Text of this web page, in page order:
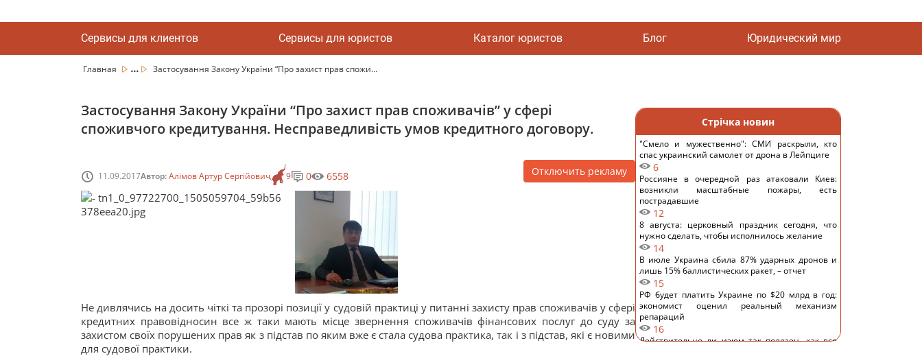
Сервисы для клиентов Сервисы для юристов Каталог юристов Блог Юридический мир
Главная ... Застосування Закону України “Про захист прав спожи...
Застосування Закону України “Про захист прав споживачів” у сфері
споживчого кредитування. Несправедливість умов кредитного договору.
11.09.2017Автор:Алімов Артур Сергійович 9 0 6558 Отключить рекламу
Не дивлячись на досить чіткі та прозорі позиції у судовій практиці у питанні захисту прав споживачів у сфері
кредитних правовідносин все ж таки мають місце звернення споживачів фінансових послуг до суду за
захистом своїх порушених прав як з підстав по яким вже є стала судова практика, так і з підстав, які є новими
для судової практики.
Стрічка новин
"Смело и мужественно": СМИ раскрыли, кто
спас украинский самолет от дрона в Лейпциге
6
Россияне в очередной раз атаковали Киев:
возникли масштабные пожары, есть
пострадавшие
12
8 августа: церковный праздник сегодня, что
нужно сделать, чтобы исполнилось желание
14
В июле Украина сбила 87% ударных дронов и
лишь 15% баллистических ракет, – отчет
15
РФ будет платить Украине по $20 млрд в год:
экономист оценил реальный механизм
репараций
16
Действительно ли изюм так полезен, как все